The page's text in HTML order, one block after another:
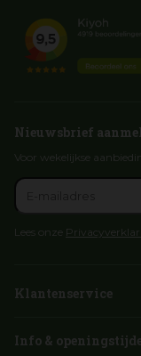
Nieuwsbrief
Voor wekelijkse
Lees onze
Klantenservice
Info &